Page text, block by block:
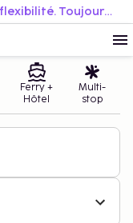
Réservez facilement. Voyagez avec flexibilité. Toujours au meilleur prix.
Ferry +
Hôtel
Multi-
stop